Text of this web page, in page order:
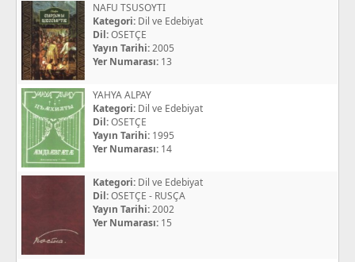
NAFU TSUSOYTI
Kategori: Dil ve Edebiyat
Dil:OSETÇE
Yayın Tarihi:2005
Yer Numarası: 13
YAHYA ALPAY
Kategori: Dil ve Edebiyat
Dil:OSETÇE
Yayın Tarihi: 1995
Yer Numarası: 14
Kategori: Dil ve Edebiyat
Dil:OSETÇE - RUSÇA
Yayın Tarihi:2002
Yer Numarası: 15